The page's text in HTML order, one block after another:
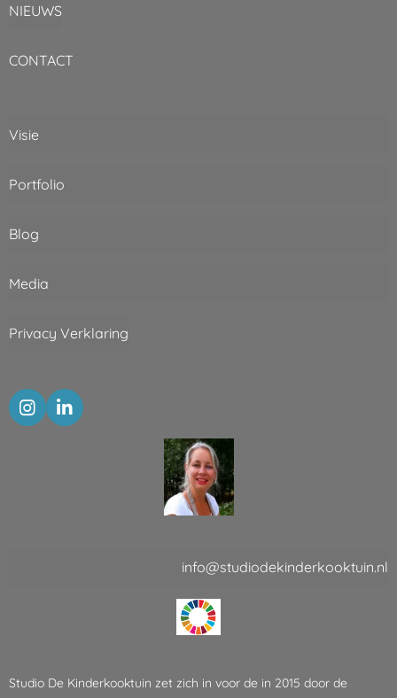
NIEUWS
CONTACT
Visie
Portfolio
Blog
Media
Privacy Verklaring
I
n
L
i
info@studiodekinderkooktuin.nl
Studio De Kinderkooktuin zet zich in voor de in 2015 door de